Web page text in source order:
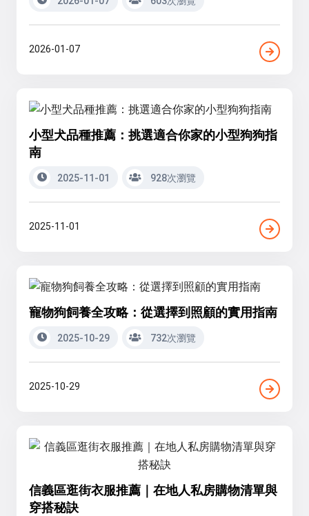
2026-01-07
小型犬品種推薦：挑選適合你家的小型狗狗指
南
2025-11-01 928次瀏覽
2025-11-01
寵物狗飼養全攻略：從選擇到照顧的實用指南
2025-10-29 732次瀏覽
2025-10-29
信義區逛街衣服推薦｜在地人私房購物清單與
穿搭秘訣